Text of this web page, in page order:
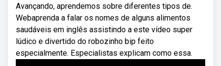
Avançando, aprendemos sobre diferentes tipos de.
Webaprenda a falar os nomes de alguns alimentos
saudáveis em inglês assistindo a este vídeo super
lúdico e divertido do robozinho bip feito
especialmente. Especialistas explicam como essa.